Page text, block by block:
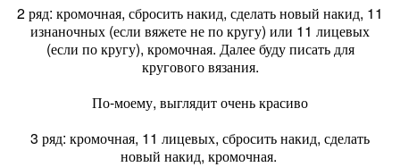
2 ряд: кромочная, сбросить накид, сделать новый накид, 11
изнаночных (если вяжете не по кругу) или 11 лицевых
(если по кругу), кромочная. Далее буду писать для
кругового вязания.
По-моему, выглядит очень красиво
3 ряд: кромочная, 11 лицевых, сбросить накид, сделать
новый накид, кромочная.